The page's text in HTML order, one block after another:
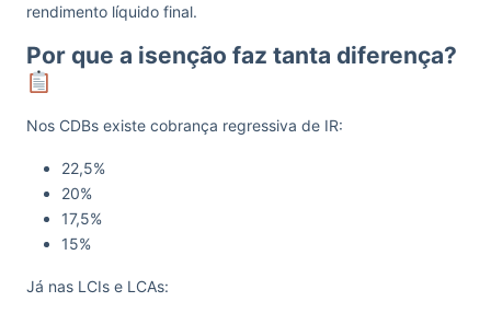
rendimento líquido final.
Por que a isenção faz tanta diferença?
Nos CDBs existe cobrança regressiva de IR:
22,5%
20%
17,5%
15%
Já nas LCIs e LCAs: